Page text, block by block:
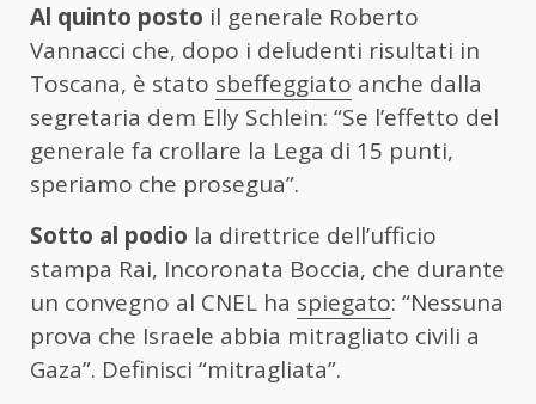
Al quinto posto il generale Roberto
Vannacci che, dopo i deludenti risultati in
Toscana, è stato sbeffeggiato anche dalla
segretaria dem Elly Schlein: “Se l’effetto del
generale fa crollare la Lega di 15 punti,
speriamo che prosegua”.
Sotto al podio la direttrice dell’ufficio
stampa Rai, Incoronata Boccia, che durante
un convegno al CNEL ha spiegato: “Nessuna
prova che Israele abbia mitragliato civili a
Gaza”. Definisci “mitragliata”.